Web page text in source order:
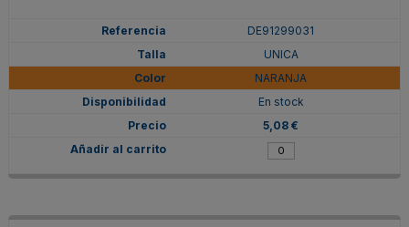
DE91299031
UNICA
NARANJA
En stock
5,08 €